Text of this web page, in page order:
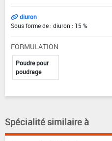
diuron
Sous forme de : diuron : 15 %
FORMULATION
Poudre pour
poudrage
Spécialité similaire à